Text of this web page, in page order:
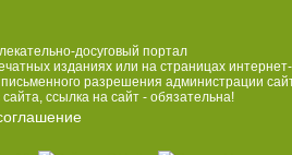
досуговый портал
изданиях или на страницах интернет-
разрешения администрации
ссылка на сайт - обязательна!